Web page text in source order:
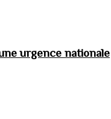
urgence nationale